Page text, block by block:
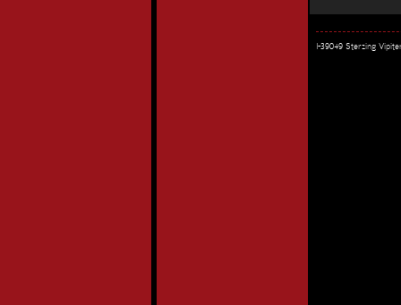
I-39049 Sterzing